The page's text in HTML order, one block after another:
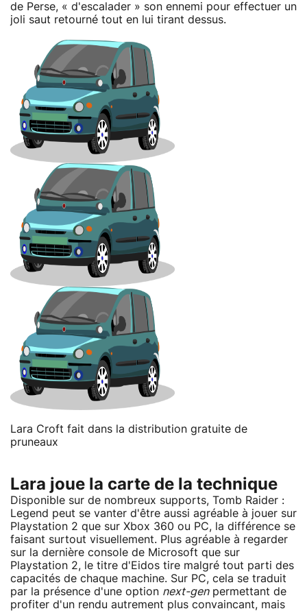
de Perse, « d'escalader » son ennemi pour effectuer un
joli saut retourné tout en lui tirant dessus.
Lara Croft fait dans la distribution gratuite de
pruneaux
Lara joue la carte de la technique
Disponible sur de nombreux supports, Tomb Raider :
Legend peut se vanter d'être aussi agréable à jouer sur
Playstation 2 que sur Xbox 360 ou PC, la différence se
faisant surtout visuellement. Plus agréable à regarder
sur la dernière console de Microsoft que sur
Playstation 2, le titre d'Eidos tire malgré tout parti des
capacités de chaque machine. Sur PC, cela se traduit
par la présence d'une option next-genpermettant de
profiter d'un rendu autrement plus convaincant, mais